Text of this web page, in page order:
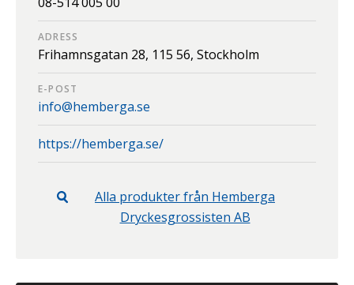
ADRESS
Frihamnsgatan 28, 115 56, Stockholm
E-POST
info@hemberga.se
https://hemberga.se/
Alla produkter från Hemberga
Dryckesgrossisten AB